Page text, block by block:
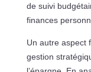
de suivi
finances
Un autre aspect
gestion